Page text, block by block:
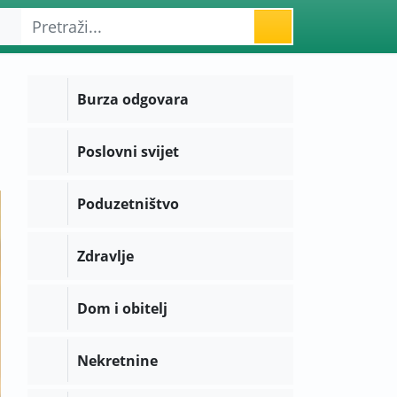
Burza odgovara
Poslovni svijet
Poduzetništvo
Zdravlje
Dom i obitelj
Nekretnine